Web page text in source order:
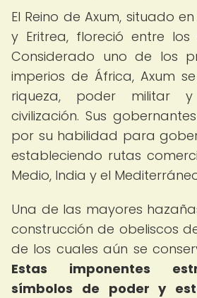
El Reino de Axum, situado
y Eritrea, floreció entre los
Considerado uno de los
imperios de África, Axum
riqueza, poder militar
civilización. Sus
por su habilidad para
estableciendo rutas
Medio, India y el
Una de las mayores
construcción de obeliscos
de los cuales aún se
Estas imponentes
símbolos de poder y